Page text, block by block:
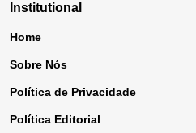
Institutional
Home
Sobre Nós
Política de Privacidade
Política Editorial